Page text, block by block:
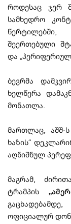
როდესაც ჯერ
სამხედრო
წერტილებში,
შეერთებული
და
ბევრმა
ხელწერა
მონათლა.
მართლაც, აშშ-
ხაზის“
აღნიშნულ
მაგრამ,
ტრამპის
ოფიციალურ